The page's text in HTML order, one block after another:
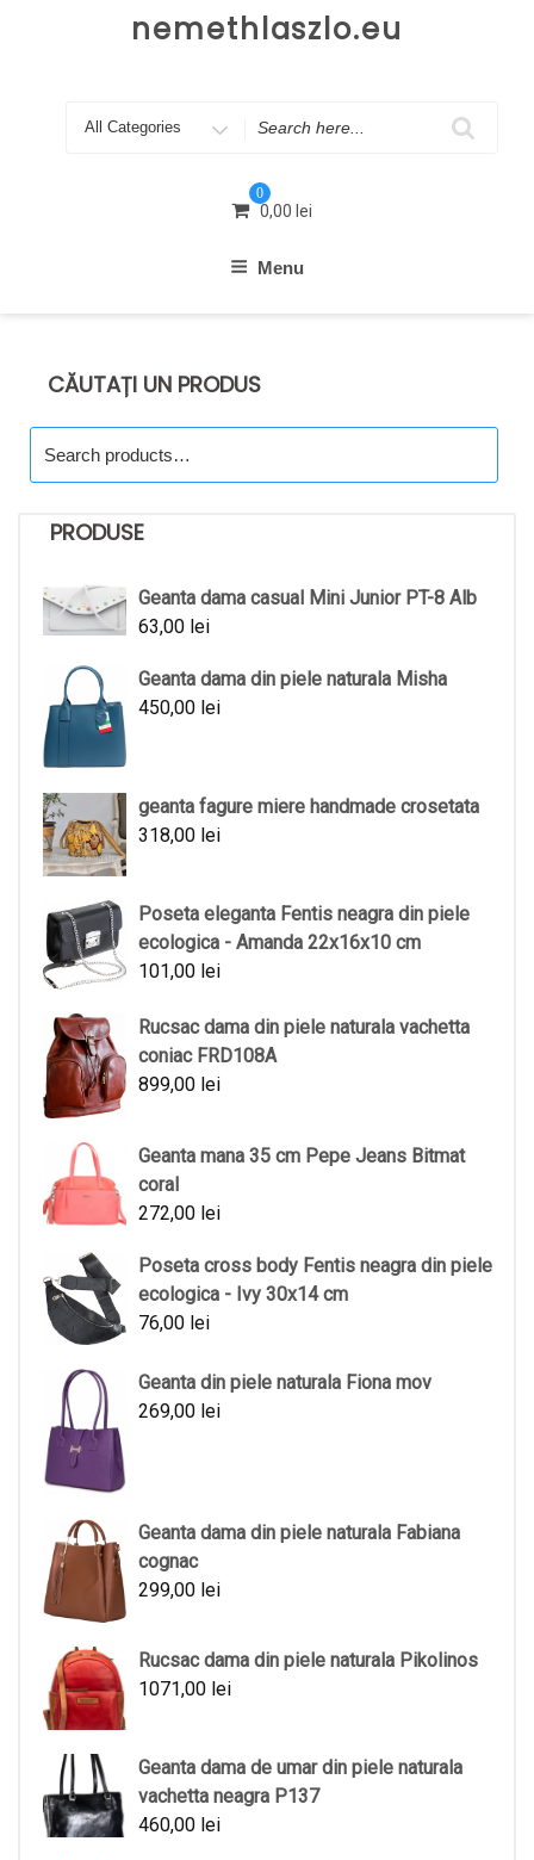
nemethlaszlo.eu
Search
0
0,00 lei
Menu
CĂUTAȚI UN PRODUS
for:
PRODUSE
Geanta dama casual Mini Junior PT-8 Alb
63,00 lei
Geanta dama din piele naturala Misha
450,00 lei
geanta fagure miere handmade crosetata
318,00 lei
Poseta eleganta Fentis neagra din piele
ecologica - Amanda 22x16x10 cm
101,00 lei
Rucsac dama din piele naturala vachetta
coniac FRD108A
899,00 lei
Geanta mana 35 cm Pepe Jeans Bitmat
coral
272,00 lei
Poseta cross body Fentis neagra din piele
ecologica - Ivy 30x14 cm
76,00 lei
Geanta din piele naturala Fiona mov
269,00 lei
Geanta dama din piele naturala Fabiana
cognac
299,00 lei
Rucsac dama din piele naturala Pikolinos
1071,00 lei
Geanta dama de umar din piele naturala
vachetta neagra P137
460,00 lei